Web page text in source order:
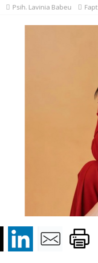
Psih. Lavinia Babeu